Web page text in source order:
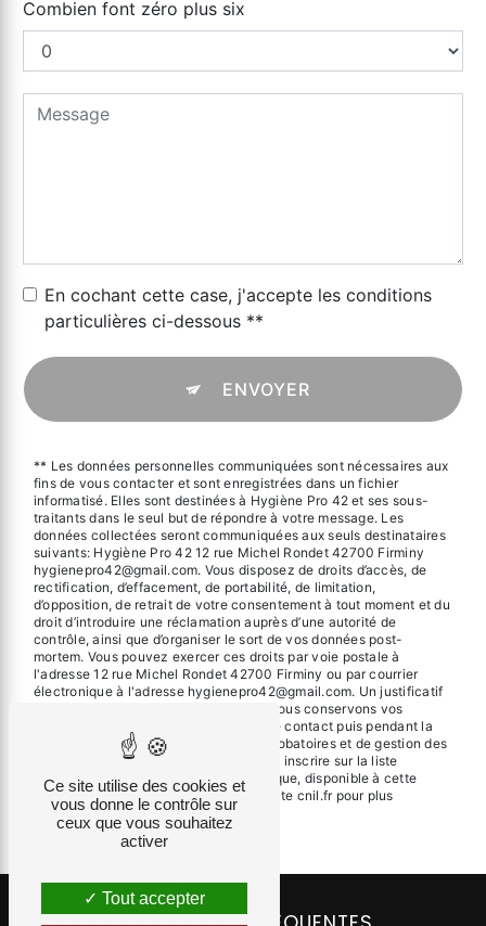
Combien font zéro plus six
En cochant cette case, j'accepte les conditions
particulières ci-dessous **
ENVOYER
** Les données personnelles communiquées sont nécessaires aux
fins de vous contacter et sont enregistrées dans un fichier
informatisé. Elles sont destinées à Hygiène Pro 42 et ses sous-
traitants dans le seul but de répondre à votre message. Les
données collectées seront communiquées aux seuls destinataires
suivants: Hygiène Pro 42 12 rue Michel Rondet 42700 Firminy
hygienepro42@gmail.com. Vous disposez de droits d’accès, de
rectification, d’effacement, de portabilité, de limitation,
d’opposition, de retrait de votre consentement à tout moment et du
droit d’introduire une réclamation auprès d’une autorité de
contrôle, ainsi que d’organiser le sort de vos données post-
mortem. Vous pouvez exercer ces droits par voie postale à
l'adresse 12 rue Michel Rondet 42700 Firminy ou par courrier
électronique à l'adresse hygienepro42@gmail.com. Un justificatif
d'identité pourra vous être demandé. Nous conservons vos
données pendant la période de prise de contact puis pendant la
durée de prescription légale aux fins probatoires et de gestion des
contentieux. Vous avez le droit de vous inscrire sur la liste
d'opposition au démarchage téléphonique, disponible à cette
adresse:Bloctel.gouv.fr. Consultez le site cnil.fr pour plus
d’informations sur vos droits.
Ce site utilise des cookies et
vous donne le contrôle sur
ceux que vous souhaitez
activer
Tout accepter